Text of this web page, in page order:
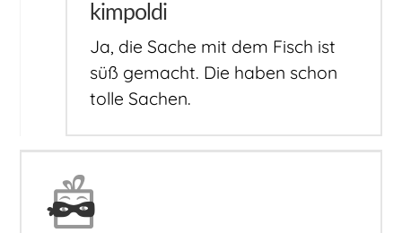
kimpoldi
Ja, die Sache mit dem Fisch ist
süß gemacht. Die haben schon
tolle Sachen.